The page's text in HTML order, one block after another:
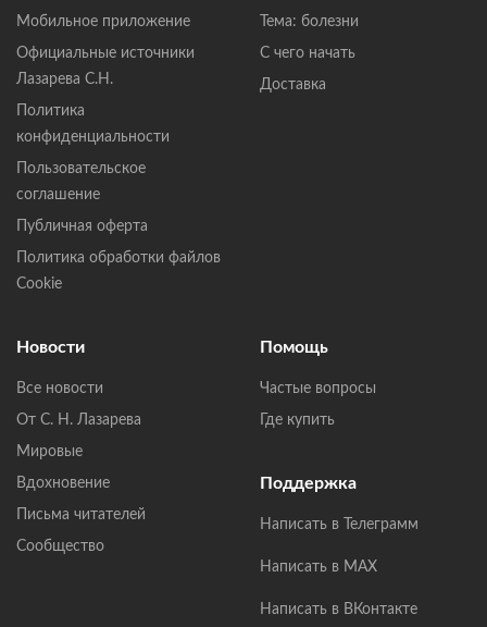
Мобильное приложение
Официальные источники
Лазарева С.Н.
Политика
конфиденциальности
Пользовательское
соглашение
Публичная оферта
Политика обработки файлов
Cookie
Тема: болезни
С чего начать
Доставка
Новости
Все новости
От С. Н. Лазарева
Мировые
Вдохновение
Письма читателей
Сообщество
Помощь
Частые вопросы
Где купить
Поддержка
Написать в Телеграмм
Написать в MAX
Написать в ВКонтакте